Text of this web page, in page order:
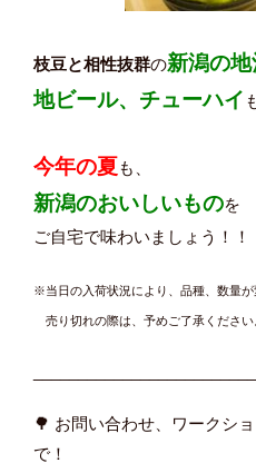
枝豆と相性抜群の新潟の地
地ビール、チューハイ
今年の夏も、
新潟のおいしいものを
ご自宅で味わいましょう！！
※当日の入荷状況により、 品種、数量が
売り切れの際は、予めご了承ください
🌳 お問い合わせ、ワークシ
で！